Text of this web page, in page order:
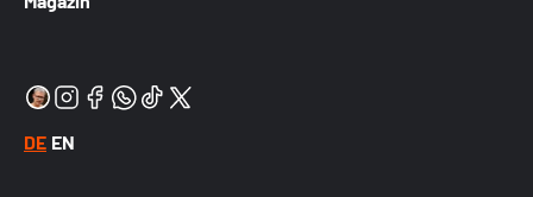
DE EN